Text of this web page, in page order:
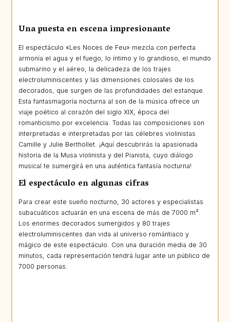
Una puesta en escena impresionante
El espectáculo «Les Noces de Feu» mezcla con perfecta
armonía el agua y el fuego, lo íntimo y lo grandioso, el mundo
submarino y el aéreo, la delicadeza de los trajes
electroluminiscentes y las dimensiones colosales de los
decorados, que surgen de las profundidades del estanque.
Esta fantasmagoría nocturna al son de la música ofrece un
viaje poético al corazón del siglo XIX, época del
romanticismo por excelencia. Todas las composiciones son
interpretadas e interpretadas por las célebres violinistas
Camille y Julie Berthollet. ¡Aquí descubrirás la apasionada
historia de la Musa violinista y del Pianista, cuyo diálogo
musical te sumergirá en una auténtica fantasía nocturna!
El espectáculo en algunas cifras
Para crear este sueño nocturno, 30 actores y especialistas
subacuáticos actuarán en una escena de más de 7000 m².
Los enormes decorados sumergidos y 80 trajes
electroluminiscentes dan vida al universo romántiaco y
mágico de este espectáculo. Con una duración media de 30
minutos, cada representación tendrá lugar ante un público de
7000 personas.